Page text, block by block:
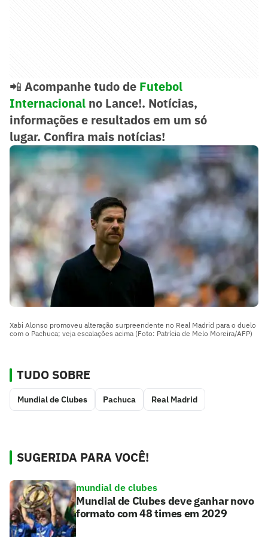
📲 Acompanhe tudo de Futebol
Internacional no Lance!. Notícias,
informações e resultados em um só
lugar. Confira mais notícias!
Xabi Alonso promoveu alteração surpreendente no Real Madrid para o duelo
com o Pachuca; veja escalações acima (Foto: Patrícia de Melo Moreira/AFP)
TUDO SOBRE
Mundial de Clubes Pachuca Real Madrid
SUGERIDA PARA VOCÊ!
mundial de clubes
Mundial de Clubes deve ganhar novo
formato com 48 times em 2029